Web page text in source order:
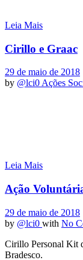
Leia Mais
Cirillo e Graac
29 de maio de 2018
by @lci0 Ações
Leia Mais
Ação
29 de maio de 2018
by @lci0 with No
Cirillo Personal Kit
Bradesco.